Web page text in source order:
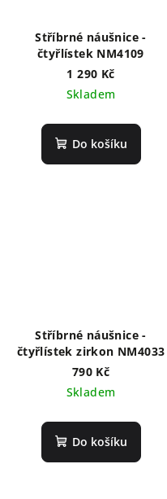
Stříbrné náušnice -
čtyřlístek NM4109
1 290 Kč
Skladem
Do košíku
Stříbrné náušnice -
čtyřlístek zirkon NM4033
790 Kč
Skladem
Do košíku